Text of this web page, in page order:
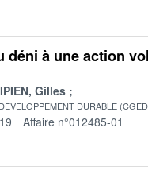
déni à une action
Gilles
DURABLE
Affaire n°012485-01